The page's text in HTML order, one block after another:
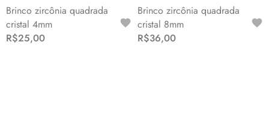
Brinco zircônia quadrada
cristal 4mm
R$25,00
Brinco zircônia quadrada
cristal 8mm
R$36,00